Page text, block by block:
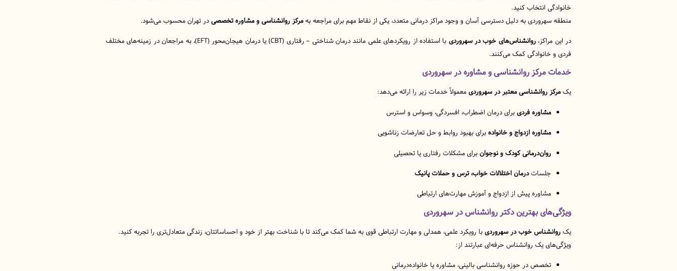
خانوادگی انتخاب کنید.
منطقه سهروردی به دلیل دسترسی آسان و وجود مراکز درمانی متعدد، یکی از نقاط مهم برای مراجعه به مرکز روانشناسی و مشاوره تخصصی در تهران محسوب می‌شود.
در این مراکز،روانشناس‌های خوب در سهروردی
با استفاده از رویکردهای علمی مانند درمان شناختی – رفتاری (CBT) یا درمان هیجان‌محور (EFT)، به مراجعان در زمینه‌های مختلف
فردی و خانوادگی کمک می‌کنند.
خدمات مرکز روانشناسی و مشاوره در سهروردی
یک مرکز روانشناسی معتبر در سهروردی معمولاً خدمات زیر را ارائه می‌دهد:
مشاوره فردی برای درمان اضطراب، افسردگی، وسواس و استرس
مشاوره ازدواج و خانواده برای بهبود روابط و حل تعارضات زناشویی
روان‌درمانی کودک و نوجوان برای مشکلات رفتاری یا تحصیلی
جلساتدرمان اختلالات خواب، ترس و حملات پانیک
مشاوره پیش از ازدواج و آموزش مهارت‌های ارتباطی
ویژگی‌های بهترین دکتر روانشناس در سهروردی
یک روانشناس خوب در سهروردی با رویکرد علمی، همدلی و مهارت ارتباطی قوی به شما کمک می‌کند تا با شناخت بهتر از خود و احساساتتان، زندگی متعادل‌تری را تجربه کنید.
ویژگی‌های یک روانشناس حرفه‌ای عبارتند از:
تخصص در حوزه روانشناسی بالینی، مشاوره یا خانواده‌درمانی